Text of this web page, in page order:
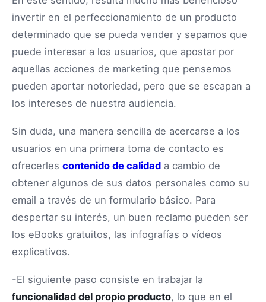
invertir en el perfeccionamiento de un producto
determinado que se pueda vender y sepamos que
puede interesar a los usuarios, que apostar por
aquellas acciones de marketing que pensemos
pueden aportar notoriedad, pero que se escapan a
los intereses de nuestra audiencia.
Sin duda, una manera sencilla de acercarse a los
usuarios en una primera toma de contacto es
ofrecerles contenido de calidad a cambio de
obtener algunos de sus datos personales como su
email a través de un formulario básico. Para
despertar su interés, un buen reclamo pueden ser
los eBooks gratuitos, las infografías o vídeos
explicativos.
-El siguiente paso consiste en trabajar la
funcionalidad del propio producto, lo que en el